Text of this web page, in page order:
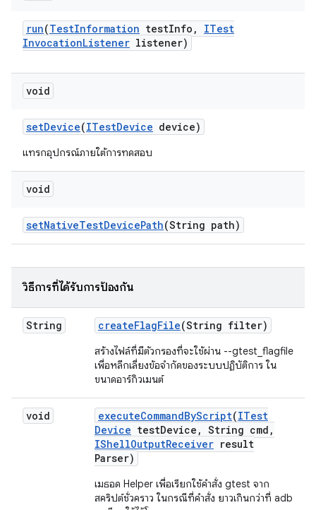
run(TestInformation testInfo ,
ITest
InvocationListener listener)
void
setDevice(ITestDevice device)
แทรกอุปกรณ์ภายใต้การทดสอบ
void
setNativeTestDevicePath(String path)
วิธีการที่ได้รับการป้องกัน
String createFlagFile(String filter)
สร้างไฟล์ที่มีตัวกรองที่จะใช้ผ่าน --gtest_flagfile
เพื่อหลีกเลี่ยงข้อจำกัดของระบบปฏิบัติการ ใน
ขนาดอาร์กิวเมนต์
void executeCommandByScript(ITest
Device testDevice , String cmd ,
IShellOutputReceiver result
Parser)
เมธอด Helper เพื่อเรียกใช้คำสั่ง gtest จาก
สคริปต์ชั่วคราว ในกรณีที่คำสั่ง ยาวเกินกว่าที่ adb